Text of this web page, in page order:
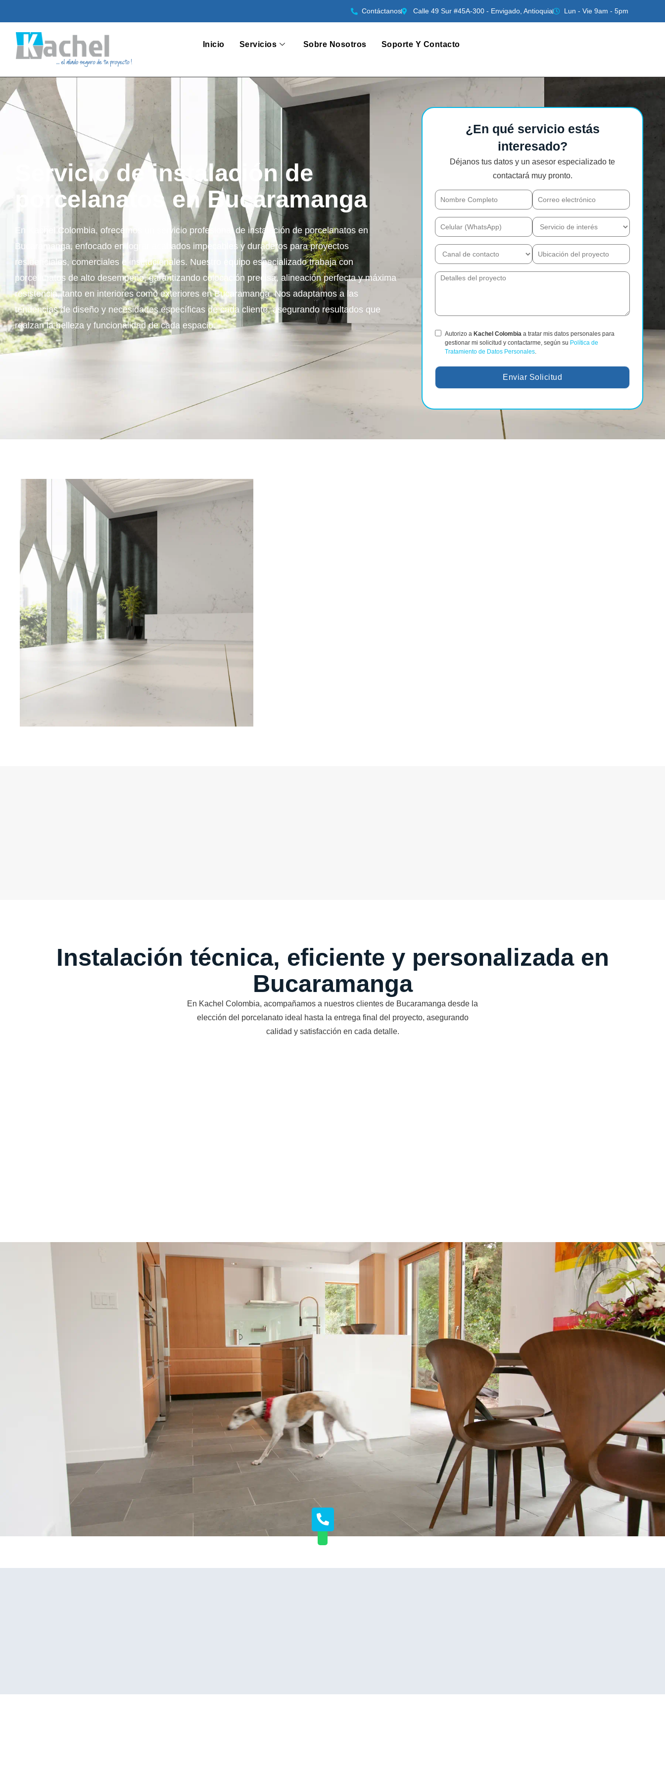
Contáctanos Calle 49 Sur #45A-300 - Envigado, Antioquia Lun - Vie 9am - 5pm
Inicio Servicios Sobre Nosotros Soporte Y Contacto
Servicio de instalación de
porcelanatos en Bucaramanga
En Kachel Colombia, ofrecemos un servicio profesional de instalación de porcelanatos en
Bucaramanga, enfocado en lograr acabados impecables y duraderos para proyectos
residenciales, comerciales e institucionales. Nuestro equipo especializado trabaja con
porcelanatos de alto desempeño, garantizando colocación precisa, alineación perfecta y máxima
resistencia, tanto en interiores como exteriores en Bucaramanga. Nos adaptamos a las
tendencias de diseño y necesidades específicas de cada cliente, asegurando resultados que
realzan la belleza y funcionalidad de cada espacio.
¿En qué servicio estás
interesado?
Déjanos tus datos y un asesor especializado te
contactará muy pronto.
Autorizo a Kachel Colombia a tratar mis datos personales para
gestionar mi solicitud y contactarme, según su Política de
Tratamiento de Datos Personales.
Enviar Solicitud
Instalación técnica, eficiente y personalizada en
Bucaramanga
En Kachel Colombia, acompañamos a nuestros clientes de Bucaramanga desde la
elección del porcelanato ideal hasta la entrega final del proyecto, asegurando
calidad y satisfacción en cada detalle.